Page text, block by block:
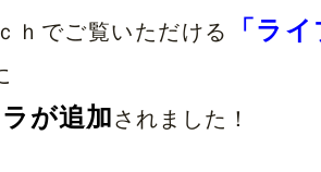
ｈでご覧いただける
「ラ
が追加されました！